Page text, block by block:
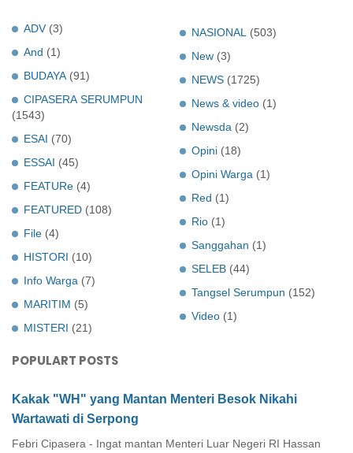
ADV (3)
And (1)
BUDAYA (91)
CIPASERA SERUMPUN
(1543)
ESAI (70)
ESSAI (45)
FEATURe (4)
FEATURED (108)
File (4)
HISTORI (10)
Info Warga (7)
MARITIM (5)
MISTERI (21)
NASIONAL
(503)
New (3)
NEWS (1725)
News & video (1)
Newsda (2)
Opini (18)
Opini Warga (1)
Red (1)
Rio (1)
Sanggahan (1)
SELEB (44)
Tangsel Serumpun (152)
Video (1)
POPULART POSTS
Kakak "WH" yang Mantan Menteri Besok Nikahi
Wartawati di Serpong
Febri Cipasera - Ingat mantan Menteri Luar Negeri RI Hassan